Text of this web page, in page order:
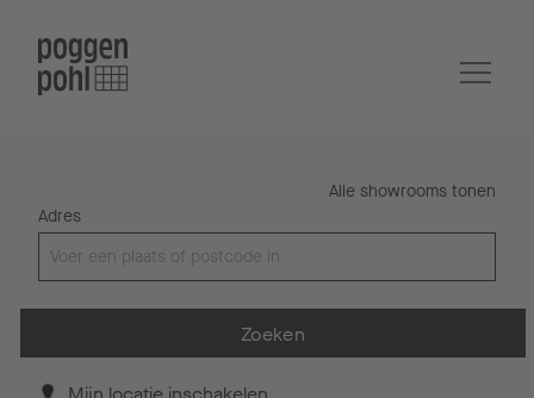
Alle showrooms tonen
Adres
Zoeken